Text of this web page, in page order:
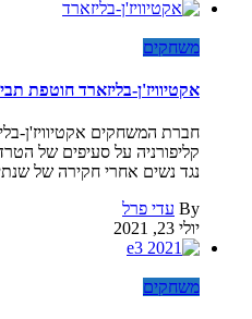
משחקים
אקטיוויז'ן-בליזארד חוטפת
חברת המשחקים אקטיוויז'ן-
קליפורניה על סעיפים של
נגד נשים אחרי חקירה של
By עדי פרל
יולי 23, 2021
משחקים